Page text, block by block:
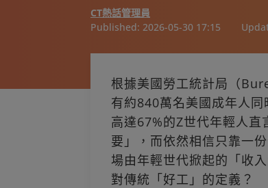
CT熱話管理員
Published: 2026-05-30 17:15
根據美國勞工統計局（
有約840萬名美國成年人
高達67%的Z世代年輕人
要」，而依然相信只靠一
場由年輕世代掀起的「收
對傳統「好工」的定義？